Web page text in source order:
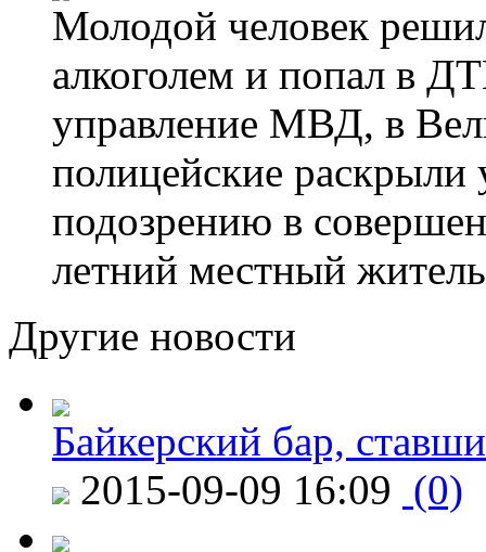
Молодой человек
алкоголем и попал в
управление МВД, в
полицейские
подозрению в
летний местный
Другие новости
Байкерский бар,
2015-09-09 16:09 (0)